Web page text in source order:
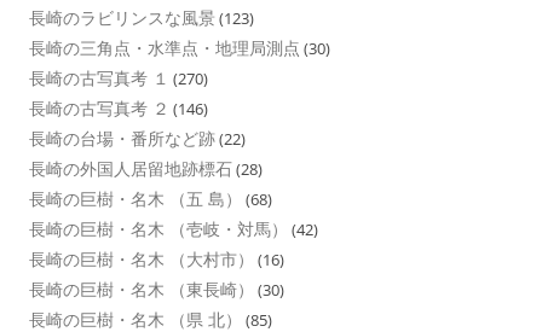
長崎のラビリンスな風景 (123)
長崎の三角点・水準点・地理局測点 (30)
長崎の古写真考 １ (270)
長崎の古写真考 ２ (146)
長崎の台場・番所など跡(22)
長崎の外国人居留地跡標石(28)
長崎の巨樹・名木 （五 島） (68)
長崎の巨樹・名木 （壱岐・対馬） (42)
長崎の巨樹・名木 （大村市） (16)
長崎の巨樹・名木 （東長崎） (30)
長崎の巨樹・名木 （県 北） (85)